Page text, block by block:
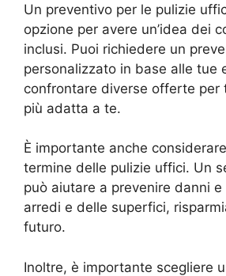
Un preventivo per le pulizie
opzione per avere un’idea dei
inclusi. Puoi richiedere un
personalizzato in base alle tue
confrontare diverse offerte per
più adatta a te.
È importante anche
termine delle pulizie uffici. Un
può aiutare a prevenire danni
arredi e delle superfici,
futuro.
Inoltre, è importante scegliere